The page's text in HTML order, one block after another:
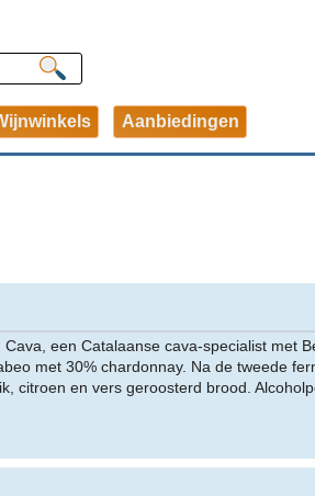
Aanbiedingen
een Catalaanse cava-specialist met
met 30% chardonnay. Na de tweede
citroen en vers geroosterd brood.